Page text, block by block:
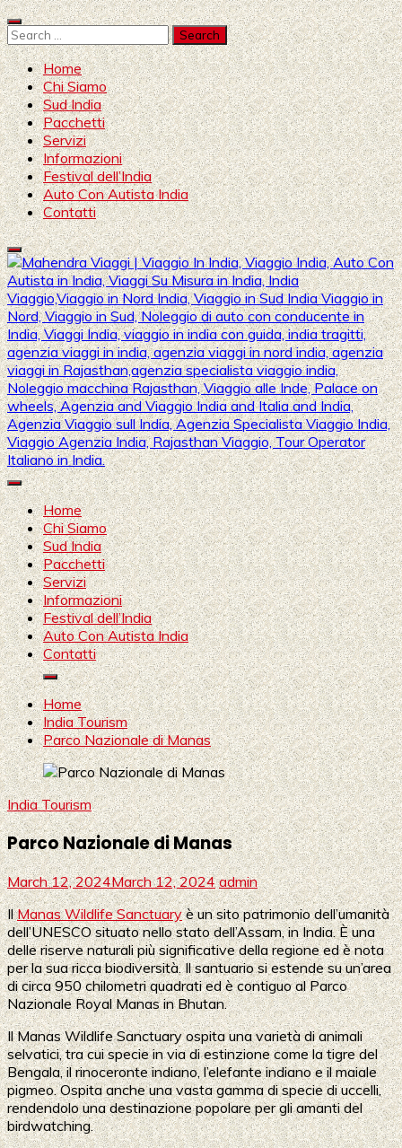
Skip
to
content
Search
for:
Home
Chi Siamo
Sud India
Pacchetti
Servizi
Informazioni
Festival dell’India
Auto Con Autista India
Contatti
Mahendra Viaggi | Viaggio In India, Viaggio India, Auto Con
Autista in India, Viaggi Su Misura in India, India Viaggio,Viaggio
in Nord India, Viaggio in Sud India Viaggio in Nord, Viaggio in
Sud, Noleggio di auto con conducente in India, Viaggi India,
viaggio in india con guida, india tragitti, agenzia viaggi in india,
agenzia viaggi in nord india, agenzia viaggi in
Rajasthan,agenzia specialista viaggio india, Noleggio
macchina Rajasthan, Viaggio alle Inde, Palace on wheels,
Agenzia and Viaggio India and Italia and India, Agenzia
Viaggio sull India, Agenzia Specialista Viaggio India, Viaggio
Agenzia India, Rajasthan Viaggio, Tour Operator Italiano in
India.
Mahendra Travel
Home
Chi Siamo
Sud India
Pacchetti
Servizi
Informazioni
Festival dell’India
Auto Con Autista India
Contatti
Home
India Tourism
Parco Nazionale di Manas
India Tourism
Parco Nazionale di Manas
March 12, 2024March 12, 2024 admin
IlManas Wildlife Sanctuaryè un sito patrimonio dell’umanità
dell’UNESCO situato nello stato dell’Assam, in India. È una
delle riserve naturali più significative della regione ed è nota
per la sua ricca biodiversità. Il santuario si estende su un’area
di circa 950 chilometri quadrati ed è contiguo al Parco
Nazionale Royal Manas in Bhutan.
Il Manas Wildlife Sanctuary ospita una varietà di animali
selvatici, tra cui specie in via di estinzione come la tigre del
Bengala, il rinoceronte indiano, l’elefante indiano e il maiale
pigmeo. Ospita anche una vasta gamma di specie di uccelli,
rendendolo una destinazione popolare per gli amanti del
birdwatching.